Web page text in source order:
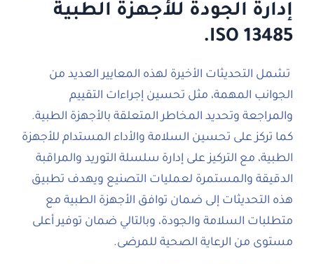
إدارة الجودة للأجهزة الطبية
ISO 13485.
تشمل التحديثات الأخيرة لهذه المعايير العديد من
الجوانب المهمة، مثل تحسين إجراءات التقييم
والمراجعة وتحديد المخاطر المتعلقة بالأجهزة الطبية.
كما تركز على تحسين السلامة والأداء المستدام للأجهزة
الطبية، مع التركيز على إدارة سلسلة التوريد والمراقبة
الدقيقة والمستمرة لعمليات التصنيع ويهدف تطبيق
هذه التحديثات إلى ضمان توافق الأجهزة الطبية مع
متطلبات السلامة والجودة، وبالتالي ضمان توفير أعلى
مستوى من الرعاية الصحية للمرضى.